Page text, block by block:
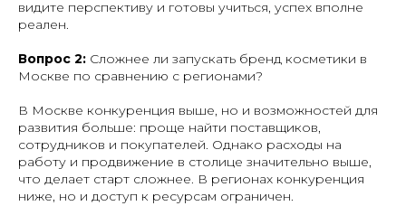
видите перспективу и готовы учиться, успех вполне
реален.
Вопрос 2: Сложнее ли запускать бренд косметики в
Москве по сравнению с регионами?
В Москве конкуренция выше, но и возможностей для
развития больше: проще найти поставщиков,
сотрудников и покупателей. Однако расходы на
работу и продвижение в столице значительно выше,
что делает старт сложнее. В регионах конкуренция
ниже, но и доступ к ресурсам ограничен.